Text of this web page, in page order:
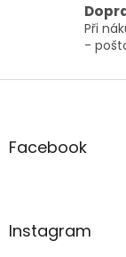
Při
-
Z
aFacebook
Instagram